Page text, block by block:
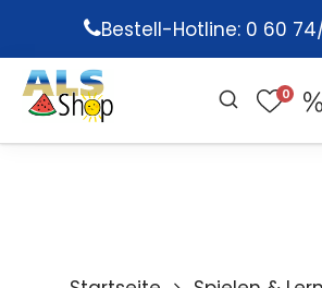
main
content
Bestell-Hotline: 0 60
0